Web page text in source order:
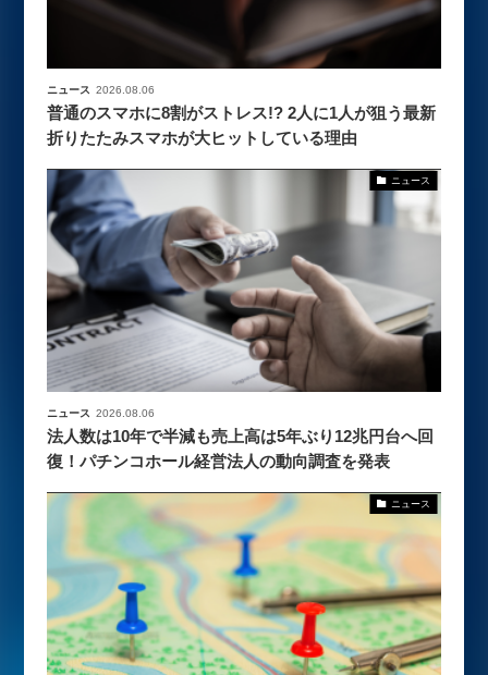
ニュース 2026.08.06
普通のスマホに8割がストレス!? 2人に1人が狙う最新
折りたたみスマホが大ヒットしている理由
ニュース
ニュース 2026.08.06
法人数は10年で半減も売上高は5年ぶり12兆円台へ回
復！パチンコホール経営法人の動向調査を発表
ニュース